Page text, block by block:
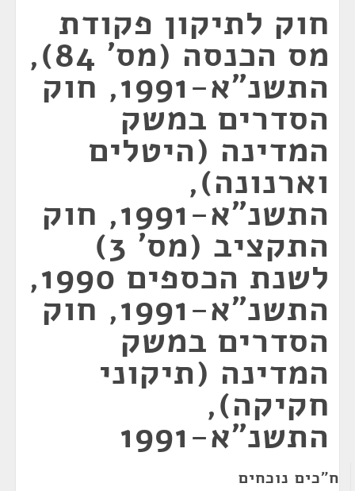
חוק לתיקון פקודת
מס הכנסה (מס' 84),
התשנ"א-1991, חוק
הסדרים במשק
המדינה (היטלים
וארנונה),
התשנ"א-1991, חוק
התקציב (מס' 3)
לשנת הכספים 1990,
התשנ"א-1991, חוק
הסדרים במשק
המדינה (תיקוני
חקיקה),
התשנ"א-1991
ח"כים נוכחים